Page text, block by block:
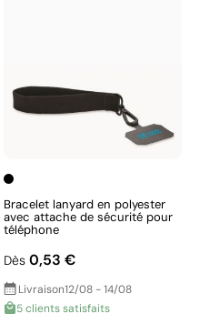
Bracelet lanyard en polyester
avec attache de sécurité pour
téléphone
Dès 0,53 €
Livraison12/08 - 14/08
5 clients satisfaits